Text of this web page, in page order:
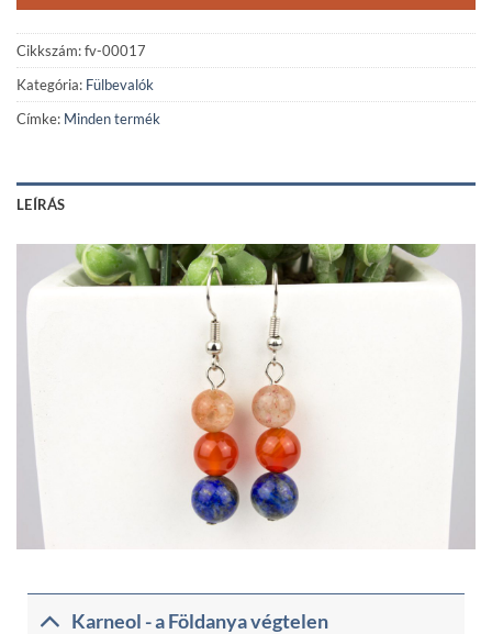
Cikkszám:fv-00017
Kategória: Fülbevalók
Címke: Minden termék
LEÍRÁS
Karneol - a Földanya végtelen